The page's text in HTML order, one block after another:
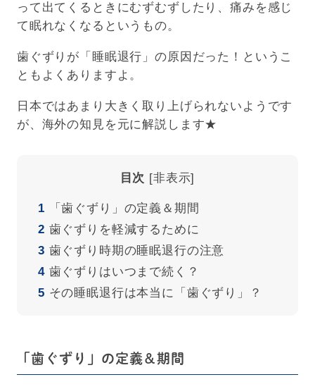
って出てくるときにむずむずしたり、痛みを感じ
て眠れなくなるというもの。
歯ぐずりが「睡眠退行」の原因だった！というこ
ともよくありますよ。
日本ではあまり大きく取り上げられないようです
が、海外の知見を元に解説します★
目次 [非表示]
1 「歯ぐずり」の定義＆期間
2 歯ぐずりを軽減するために
3 歯ぐずり時期の睡眠退行の注意
4歯ぐずりはいつまで続く？
5 その睡眠退行は本当に「歯ぐずり」？
「歯ぐずり」の定義＆期間